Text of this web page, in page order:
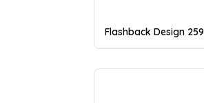
Flashback Design 259